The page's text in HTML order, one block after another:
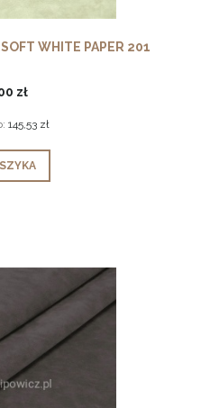
WHITE PAPER 201
zł
145,53 zł